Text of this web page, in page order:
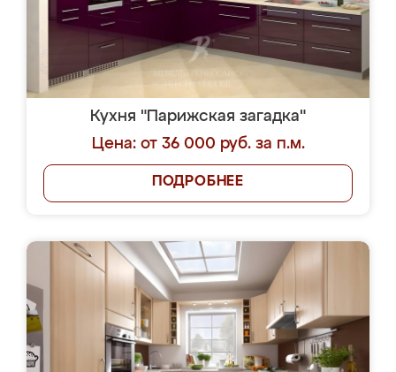
Кухня "Парижская загадка"
Цена: от 36 000 руб. за п.м.
ПОДРОБНЕЕ